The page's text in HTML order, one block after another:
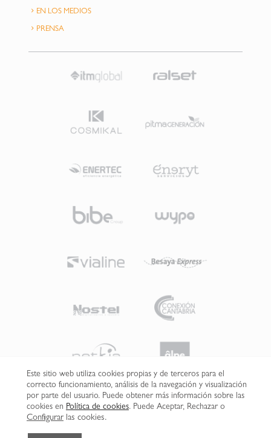
EN LOS MEDIOS
PRENSA
Este sitio web utiliza cookies propias y de terceros para el
correcto funcionamiento, análisis de la navegación y visualización
por parte del usuario. Puede obtener más información sobre las
cookies en Política de cookies. Puede Aceptar, Rechazar o
Configurar las cookies.